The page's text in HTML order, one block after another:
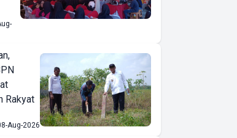
Rakyat
Aug-2026